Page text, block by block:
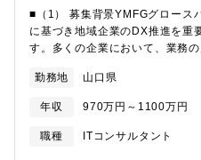
せず、業務そのものの改善・最
推進に携われます。◎ 現場と経
営層まで幅広く関与し、現場の
として価値を発揮できます。◎
験要件定義・設計・導入・定着
■（1） 募集背景YMFGグロース
に基づき地域企業のDX推進を重
す。多くの企業において、業務
な成果につながらないケースも
し、業務プロセスとシステムを
を推進できる体制の強化が求め
兼ね備えたDX推進人材を募集し
勤務地 山口県
年収 970万円～1100万円
職種
ITコンサルタント